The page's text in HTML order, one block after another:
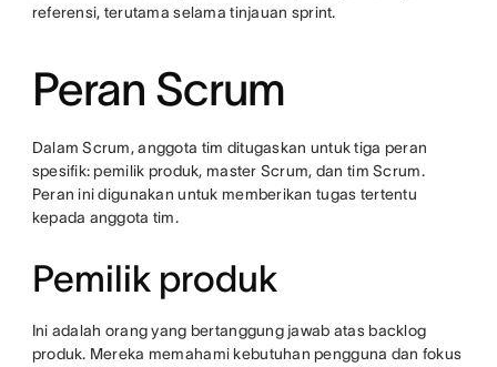
referensi, terutama selama tinjauan sprint.
Peran Scrum
Dalam Scrum, anggota tim ditugaskan untuk tiga peran
spesifik: pemilik produk, master Scrum, dan tim Scrum.
Peran ini digunakan untuk memberikan tugas tertentu
kepada anggota tim.
Pemilik produk
Ini adalah orang yang bertanggung jawab atas backlog
produk. Mereka memahami kebutuhan pengguna dan fokus